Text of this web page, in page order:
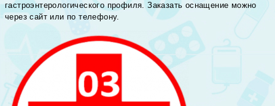
гастроэнтерологического профиля. Заказать оснащение можно
через сайт или по телефону.